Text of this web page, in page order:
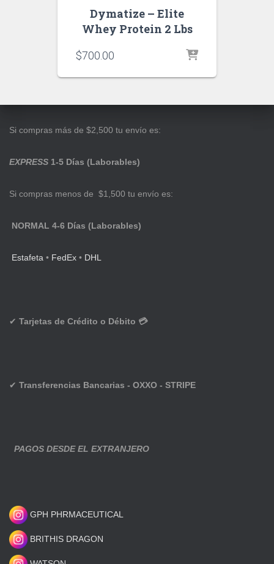
Dymatize – Elite
Whey Protein 2 Lbs
$700.00
Si compras más de $2,500 tu envío es:
EXPRESS 1-5 Días (Laborables)
Si compras menos de $1,500 tu envío es:
NORMAL 4-6 Días (Laborables)
Estafeta • FedEx • DHL
✔ Tarjetas de Crédito o Débito 💳
✔ Transferencias Bancarias - OXXO - STRIPE
PAGOS DESDE EL EXTRANJERO
GPH PHRMACEUTICAL
BRITHIS DRAGON